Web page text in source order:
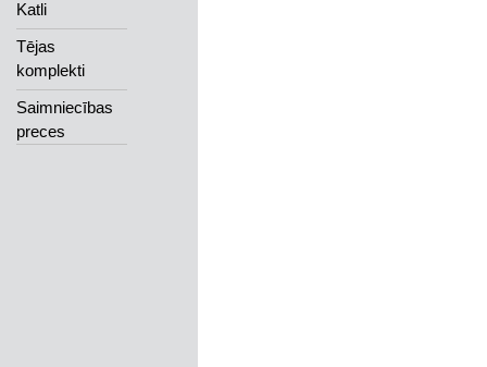
Katli
Tējas
komplekti
Saimniecības
preces